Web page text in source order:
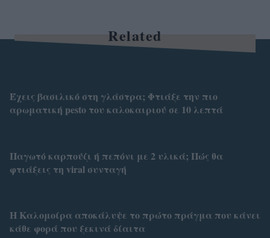
Related
Έχεις βασιλικό στη γλάστρα; Φτιάξε την πιο
αρωματική pesto του καλοκαιριού σε 10 λεπτά
Παγωτό καρπούζι ή πεπόνι με 2 υλικά; Πώς θα
φτιάξεις τη viral συνταγή
Η Καλομοίρα αποκάλυψε το πρώτο πράγμα που κάνει
κάθε φορά που ξεκινά δίαιτα